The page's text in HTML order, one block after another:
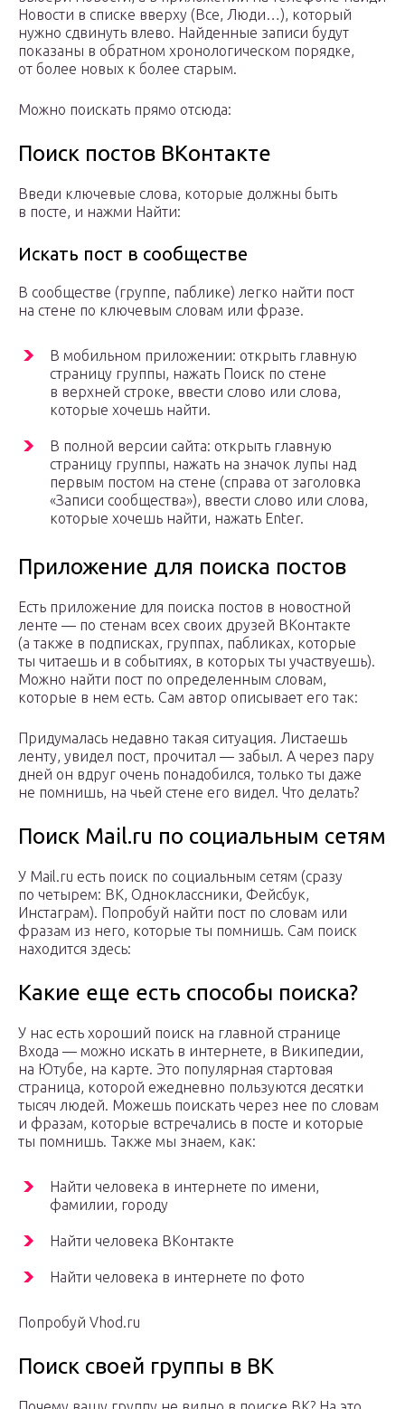
Новости в списке вверху (Все, Люди…), который
нужно сдвинуть влево. Найденные записи будут
показаны в обратном хронологическом порядке,
от более новых к более старым.
Можно поискать прямо отсюда:
Поиск постов ВКонтакте
Введи ключевые слова, которые должны быть
в посте, и нажми Найти:
Искать пост в сообществе
В сообществе (группе, паблике) легко найти пост
на стене по ключевым словам или фразе.
В мобильном приложении: открыть главную
страницу группы, нажать Поиск по стене
в верхней строке, ввести слово или слова,
которые хочешь найти.
В полной версии сайта: открыть главную
страницу группы, нажать на значок лупы над
первым постом на стене (справа от заголовка
«Записи сообщества»), ввести слово или слова,
которые хочешь найти, нажать Enter.
Приложение для поиска постов
Есть приложение для поиска постов в новостной
ленте — по стенам всех своих друзей ВКонтакте
(а также в подписках, группах, пабликах, которые
ты читаешь и в событиях, в которых ты участвуешь).
Можно найти пост по определенным словам,
которые в нем есть. Сам автор описывает его так:
Придумалась недавно такая ситуация. Листаешь
ленту, увидел пост, прочитал — забыл. А через пару
дней он вдруг очень понадобился, только ты даже
не помнишь, на чьей стене его видел. Что делать?
Поиск Mail.ru по социальным сетям
У Mail.ru есть поиск по социальным сетям (сразу
по четырем: ВК, Одноклассники, Фейсбук,
Инстаграм). Попробуй найти пост по словам или
фразам из него, которые ты помнишь. Сам поиск
находится здесь:
Какие еще есть способы поиска?
У нас есть хороший поиск на главной странице
Входа — можно искать в интернете, в Википедии,
на Ютубе, на карте. Это популярная стартовая
страница, которой ежедневно пользуются десятки
тысяч людей. Можешь поискать через нее по словам
и фразам, которые встречались в посте и которые
ты помнишь. Также мы знаем, как:
Найти человека в интернете по имени,
фамилии, городу
Найти человека ВКонтакте
Найти человека в интернете по фото
Попробуй Vhod.ru
Поиск своей группы в ВК